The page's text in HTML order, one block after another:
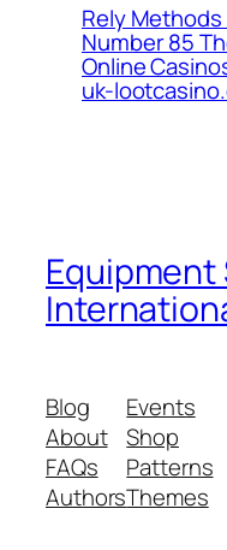
Rely
Number 85
Online
uk-
Equipment
Blog
About
FAQs
Authors
Events
Shop
Patterns
Themes